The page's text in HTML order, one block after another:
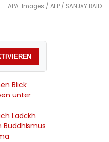
APA-Images / AFP / SANJAY BAID
Blick
unter
Ladakh
Buddhismus